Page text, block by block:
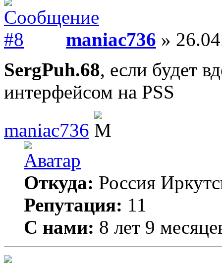
maniac736 »
SergPuh.68, если будет
интерфейсом на PSS
maniac736
Откуда: Россия
Репутация: 11
С нами: 8 лет 9